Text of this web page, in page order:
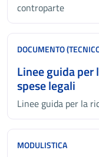
controparte
DOCUMENTO
Linee guida
spese legali
Linee guida per la
MODULISTICA